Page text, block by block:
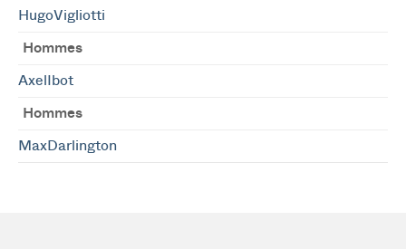
HugoVigliotti
Hommes
AxelIbot
Hommes
MaxDarlington